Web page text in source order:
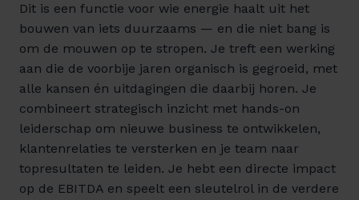
Dit is een functie voor wie energie haalt uit het
bouwen van iets duurzaams — en die niet bang is
om de mouwen op te stropen. Je treft een werking
aan die de voorbije jaren organisch is gegroeid, met
alle kansen én uitdagingen die daarbij horen. Je
combineert strategisch inzicht met hands-on
leiderschap om nieuwe business te ontwikkelen,
klantenrelaties te versterken en je team naar
topresultaten te leiden. Je hebt een directe impact
op de EBITDA en speelt een sleutelrol in de verdere